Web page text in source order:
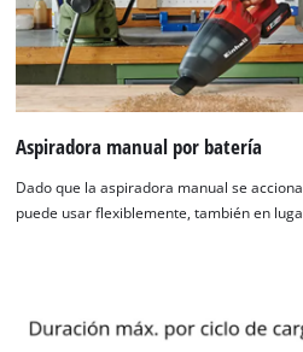
Aspiradora manual por batería
Dado que la aspiradora manual se
puede usar flexiblemente, también en